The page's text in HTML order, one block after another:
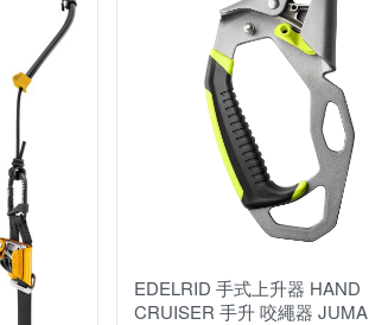
EDELRID 手式上升器 HAND
CRUISER 手升 咬繩器 JUMA